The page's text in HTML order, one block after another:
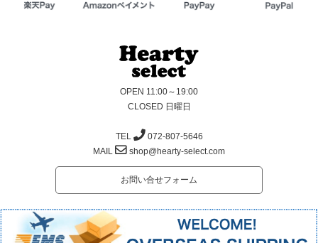
OPEN 11:00～19:00
CLOSED 日曜日
TEL
072-807-5646
MAIL
shop@hearty-select.com
お問い合せフォーム